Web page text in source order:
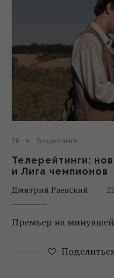
ТВ Телерейтинги
Телерейтинги:
и Лига чемпионов
Дмитрий Раевский
Премьер на